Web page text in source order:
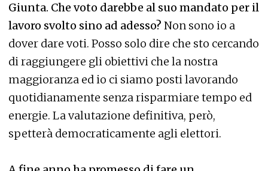
Giunta. Che voto darebbe al suo mandato per il
lavoro svolto sino ad adesso? Non sono io a
dover dare voti. Posso solo dire che sto cercando
di raggiungere gli obiettivi che la nostra
maggioranza ed io ci siamo posti lavorando
quotidianamente senza risparmiare tempo ed
energie. La valutazione definitiva, però,
spetterà democraticamente agli elettori.